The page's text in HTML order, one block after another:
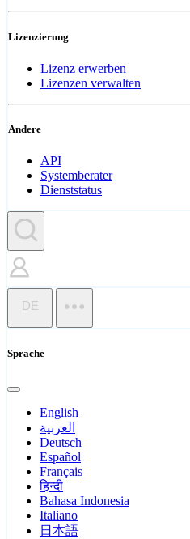
Lizenzierung
Lizenz erwerben
Lizenzen verwalten
Andere
API
Systemberater
Dienststatus
DE
Sprache
English
العربية
Deutsch
Español
Français
हिन्दी
Bahasa Indonesia
Italiano
日本語